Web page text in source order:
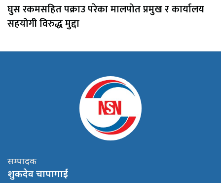
घुस रकमसहित पक्राउ परेका मालपोत प्रमुख र कार्यालय
सहयोगी विरुद्ध मुद्दा
सम्पादक
शुकदेव चापागाई